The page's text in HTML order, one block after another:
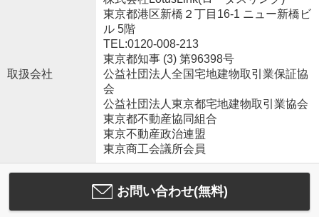
取扱会社
東京都港区新橋２丁目16-1 ニュー新橋ビ
ル 5階
TEL:0120-008-213
東京都知事 (3) 第96398号
公益社団法人全国宅地建物取引業保証協
会
公益社団法人東京都宅地建物取引業協会
東京都不動産協同組合
東京不動産政治連盟
東京商工会議所会員
お問い合わせ(無料)